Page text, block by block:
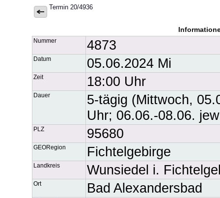
Termin 20/4936
Nummer 4873
Datum 05.06.2024 Mi
Zeit 18:00 Uhr
Dauer
5-tägig (Mittwoch,
Uhr; 06.06.-08.06.
PLZ 95680
GEORegion Fichtelgebirge
Landkreis Wunsiedel i.
Ort Bad Alexandersbad